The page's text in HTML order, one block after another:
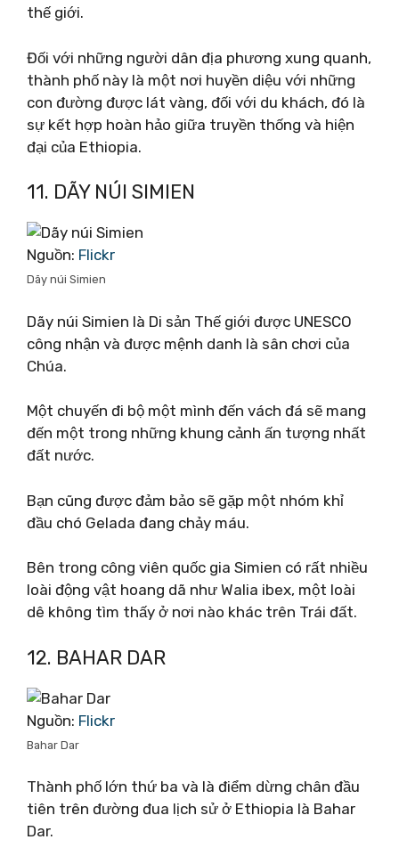
thế giới.
Đối với những người dân địa phương xung quanh,
thành phố này là một nơi huyền diệu với những
con đường được lát vàng, đối với du khách, đó là
sự kết hợp hoàn hảo giữa truyền thống và hiện
đại của Ethiopia.
11. DÃY NÚI SIMIEN
Nguồn: Flickr
Dãy núi Simien
Dãy núi Simien là Di sản Thế giới được UNESCO
công nhận và được mệnh danh là sân chơi của
Chúa.
Một chuyến đi bộ một mình đến vách đá sẽ mang
đến một trong những khung cảnh ấn tượng nhất
đất nước.
Bạn cũng được đảm bảo sẽ gặp một nhóm khỉ
đầu chó Gelada đang chảy máu.
Bên trong công viên quốc gia Simien có rất nhiều
loài động vật hoang dã như Walia ibex, một loài
dê không tìm thấy ở nơi nào khác trên Trái đất.
12. BAHAR DAR
Nguồn: Flickr
Bahar Dar
Thành phố lớn thứ ba và là điểm dừng chân đầu
tiên trên đường đua lịch sử ở Ethiopia là Bahar
Dar.